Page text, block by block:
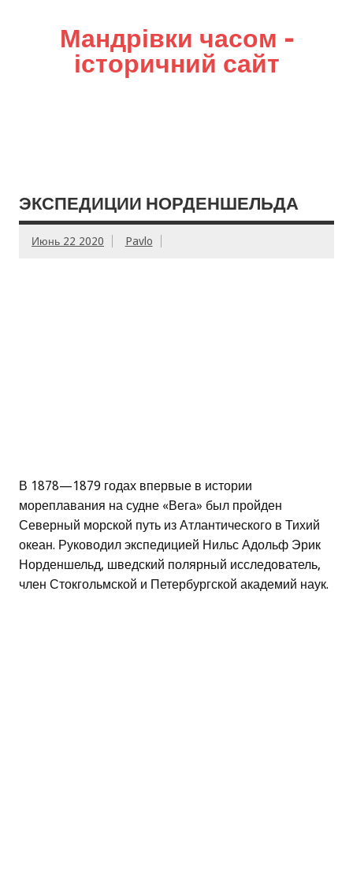
Мандрівки часом –
історичний сайт
ЭКСПЕДИЦИИ НОРДЕНШЕЛЬДА
Июнь 22 2020 Pavlo
В 1878—1879 годах впервые в истории
мореплавания на судне «Вега» был пройден
Северный морской путь из Атлантического в Тихий
океан. Руководил экспедицией Нильс Адольф Эрик
Норденшельд, шведский полярный исследователь,
член Стокгольмской и Петербургской академий наук.